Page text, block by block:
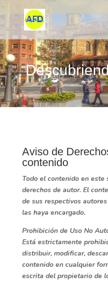
Aviso de
contenido
Todo el contenido en
derechos de autor. El
de sus respectivos
las haya encargado.
Prohibición de Uso No
Está estrictamente
distribuir, modificar,
contenido en cualquier
escrita del propietario de